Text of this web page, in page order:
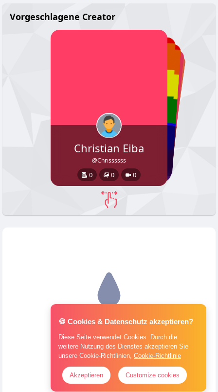
Vorgeschlagene Creator
Christian Eiba
@Chrissssss
0 0 0
Shiva
0 0 0
Piercingpussi
@piercingpussi
0
Mike Grote
@Bsloewe1975
0
Nichen2766
@nichen2766
🍪 Cookies & Datenschutz akzeptieren?
Diese Seite verwendet Cookies. Durch die
weitere Nutzung des Dienstes akzeptieren Sie
unsere Cookie-Richtlinien, Cookie-Richtlinie
Akzeptieren Customize cookies